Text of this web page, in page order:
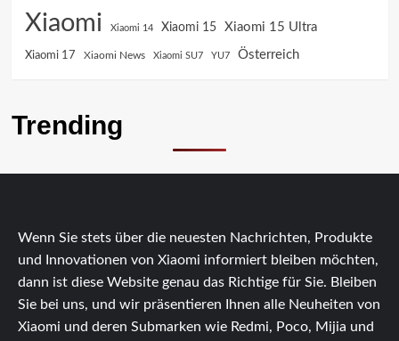
Xiaomi Xiaomi 14 Xiaomi 15 Xiaomi 15 Ultra
Xiaomi 17 Xiaomi News Xiaomi SU7 YU7 Österreich
Trending
Wenn Sie stets über die neuesten Nachrichten, Produkte
und Innovationen von Xiaomi informiert bleiben möchten,
dann ist diese Website genau das Richtige für Sie. Bleiben
Sie bei uns, und wir präsentieren Ihnen alle Neuheiten von
Xiaomi und deren Submarken wie Redmi, Poco, Mijia und